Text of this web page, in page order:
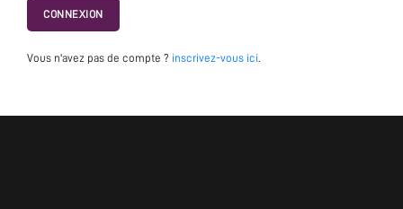
CONNEXION
Vous n'avez pas de compte ? inscrivez-vous ici.